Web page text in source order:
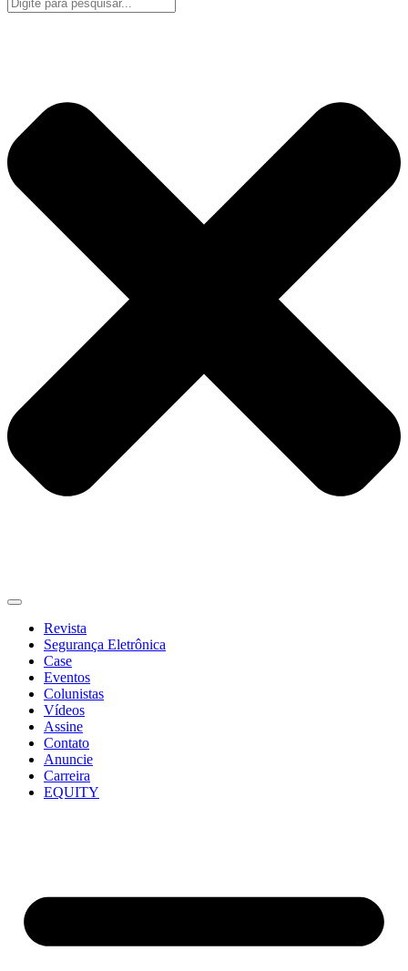
Revista
Segurança Eletrônica
Case
Eventos
Colunistas
Vídeos
Assine
Contato
Anuncie
Carreira
EQUITY